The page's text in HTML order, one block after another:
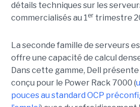
détails techniques sur les
commercialisés au 1er trimestre
La seconde famille de serveurs
offre une capacité de calcul
Dans cette gamme, Dell
conçu pour le Power Rack 7000 (
pouces au standard OCP